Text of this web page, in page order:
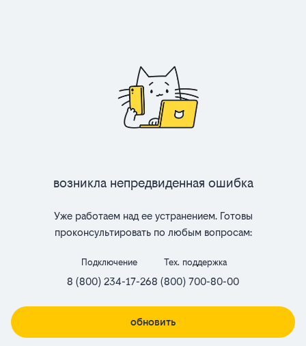
Возникла непредвиденная ошибка
Уже работаем над ее устранением. Готовы
проконсультировать по любым вопросам:
Подключение
8 (800) 234-17-26
Тех. поддержка
8 (800) 700-80-00
обновить